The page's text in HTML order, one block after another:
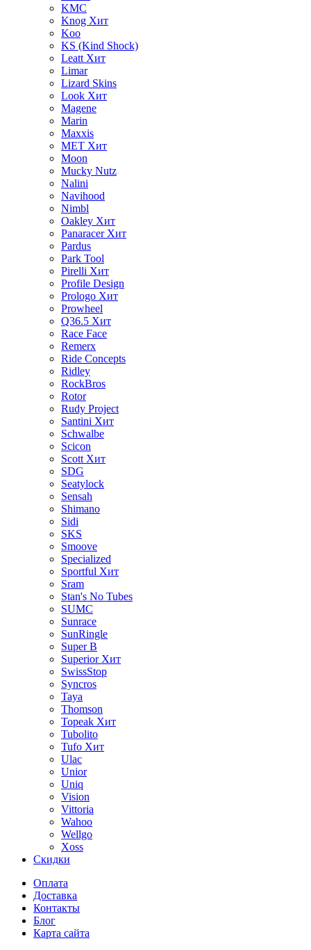
KMC
Knog Хит
Koo
KS (Kind Shock)
Leatt Хит
Limar
Lizard Skins
Look Хит
Magene
Marin
Maxxis
MET Хит
Moon
Mucky Nutz
Nalini
Navihood
Nimbl
Oakley Хит
Panaracer Хит
Pardus
Park Tool
Pirelli Хит
Profile Design
Prologo Хит
Prowheel
Q36.5 Хит
Race Face
Remerx
Ride Concepts
Ridley
RockBros
Rotor
Rudy Project
Santini Хит
Schwalbe
Scicon
Scott Хит
SDG
Seatylock
Sensah
Shimano
Sidi
SKS
Smoove
Specialized
Sportful Хит
Sram
Stan's No Tubes
SUMC
Sunrace
SunRingle
Super B
Superior Хит
SwissStop
Syncros
Taya
Thomson
Topeak Хит
Tubolito
Tufo Хит
Ulac
Unior
Uniq
Vision
Vittoria
Wahoo
Wellgo
Xoss
Скидки
Оплата
Доставка
Контакты
Блог
Карта сайта